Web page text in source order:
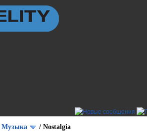
Музыка / Nostalgia